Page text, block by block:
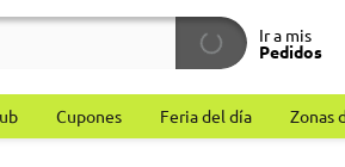
Ir a mis
Pedidos
Cupones Feria del día Zonas